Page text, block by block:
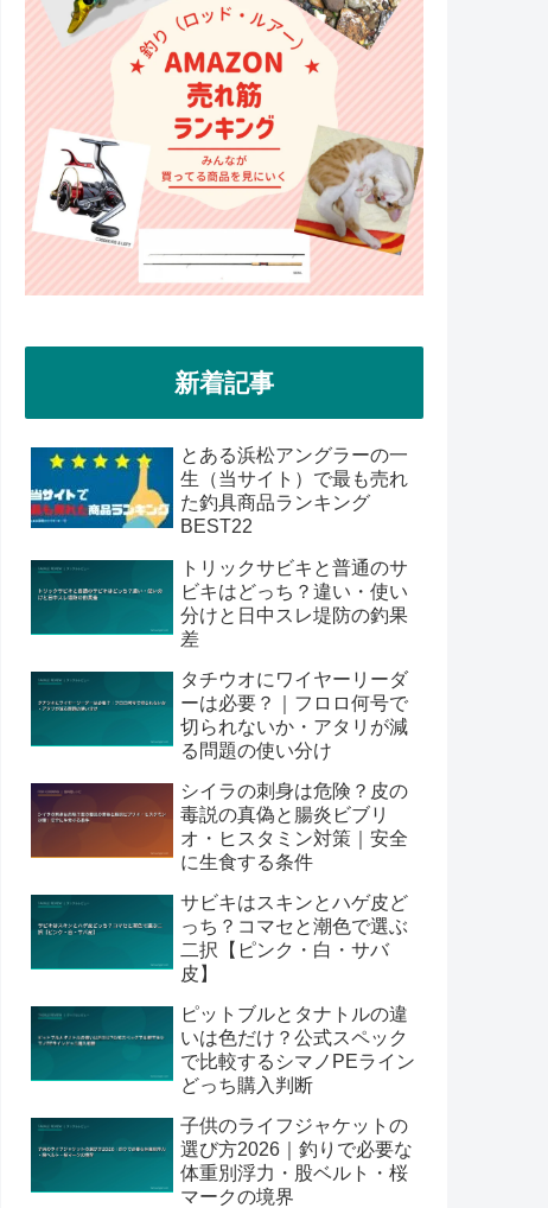
新着記事
とある浜松アングラーの一
生（当サイト）で最も売れ
た釣具商品ランキング
BEST22
トリックサビキと普通のサ
ビキはどっち？違い・使い
分けと日中スレ堤防の釣果
差
タチウオにワイヤーリーダ
ーは必要？｜フロロ何号で
切られないか・アタリが減
る問題の使い分け
シイラの刺身は危険？皮の
毒説の真偽と腸炎ビブリ
オ・ヒスタミン対策｜安全
に生食する条件
サビキはスキンとハゲ皮ど
っち？コマセと潮色で選ぶ
二択【ピンク・白・サバ
皮】
ピットブルとタナトルの違
いは色だけ？公式スペック
で比較するシマノPEライン
どっち購入判断
子供のライフジャケットの
選び方2026｜釣りで必要な
体重別浮力・股ベルト・桜
マークの境界